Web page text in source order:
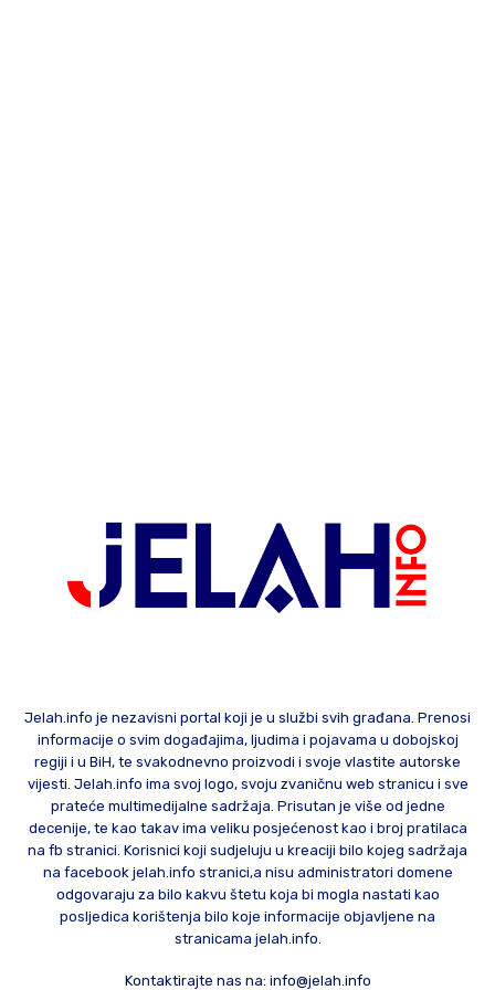
Jelah.info je nezavisni portal koji je u službi svih građana. Prenosi
informacije o svim događajima, ljudima i pojavama u dobojskoj
regiji i u BiH, te svakodnevno proizvodi i svoje vlastite autorske
vijesti. Jelah.info ima svoj logo, svoju zvaničnu web stranicu i sve
prateće multimedijalne sadržaja. Prisutan je više od jedne
decenije, te kao takav ima veliku posjećenost kao i broj pratilaca
na fb stranici. Korisnici koji sudjeluju u kreaciji bilo kojeg sadržaja
na facebook jelah.info stranici,a nisu administratori domene
odgovaraju za bilo kakvu štetu koja bi mogla nastati kao
posljedica korištenja bilo koje informacije objavljene na
stranicama jelah.info.
Kontaktirajte nas na: info@jelah.info